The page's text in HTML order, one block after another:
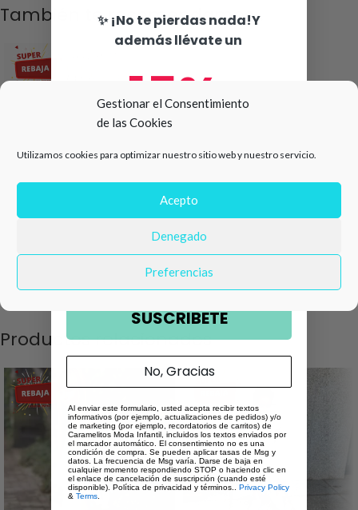
Gestionar el Consentimiento
de las Cookies
Utilizamos cookies para optimizar nuestro sitio web y nuestro servicio.
Acepto
Denegado
Preferencias
También te recomendamos…
Pantalón Estampado boho
Productos relacionados
✨ ¡No te pierdas nada!Y
además llévate un
15%
compra 🛍️
Número de teléfono
Email
SUSCRIBETE
No, Gracias
Al enviar este formulario, usted acepta recibir textos
informativos (por ejemplo, actualizaciones de pedidos) y/o
de marketing (por ejemplo, recordatorios de carritos) de
Caramelitos Moda Infantil, incluidos los textos enviados por
el marcador automático. El consentimiento no es una
condición de compra. Se pueden aplicar tasas de Msg y
datos. La frecuencia de Msg varía. Darse de baja en
cualquier momento respondiendo STOP o haciendo clic en
el enlace de cancelación de suscripción (cuando esté
disponible). Política de privacidad y términos.. Privacy Policy
& Terms